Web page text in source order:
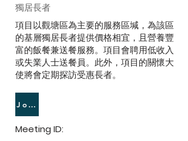
獨居長者
Join Meeting
項目以觀塘區為主要的服務區堿，為該區
的基層獨居長者提供價格相宜，且營養豐
富的飯餐兼送餐服務。項目會聘用低收入
或失業人士送餐員。此外，項目的關懷大
使將會定期探訪受惠長者。
Meeting ID: